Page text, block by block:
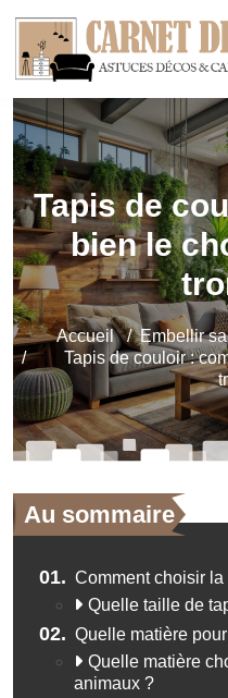
Tapis de
bien le
Accueil
Embellir
Tapis de couloir :
Au sommaire
01. Comment choisir
Quelle taille de
02. Quelle matière
Quelle matière
animaux ?